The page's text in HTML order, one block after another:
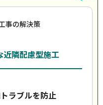
事の解決策
近隣配慮型施工
ラブルを防止